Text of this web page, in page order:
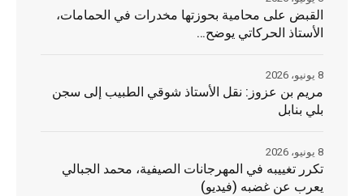
القبض على محامية بحوزتها مخدرات في الحمامات،
الأستاذ الحركاتي يوضح…
مريم بن عزوز: نقل الأستاذ شوقي الطبيب إلى سجن
بلي بنابل
8 يونيو، 2026
تكرر تغييبه في المهرجانات الصيفية، محمد الجبالي
يعرب عن غضبه (فيديو)
8 يونيو، 2026